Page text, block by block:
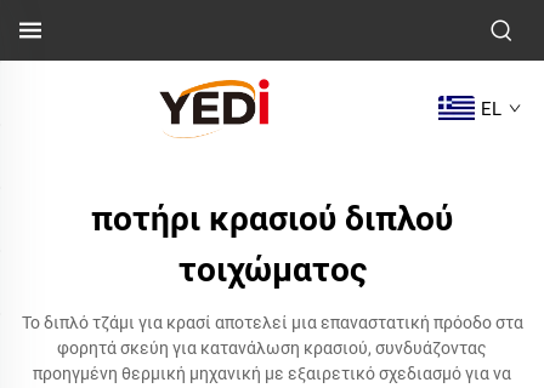
EL
ποτήρι κρασιού διπλού
τοιχώματος
Το διπλό τζάμι για κρασί αποτελεί μια επαναστατική πρόοδο στα
φορητά σκεύη για κατανάλωση κρασιού, συνδυάζοντας
προηγμένη θερμική μηχανική με εξαιρετικό σχεδιασμό για να